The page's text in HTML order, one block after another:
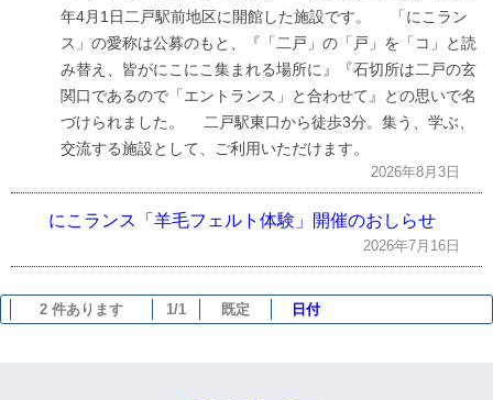
年4月1日二戸駅前地区に開館した施設です。 「にこラン
ス」の愛称は公募のもと、『「二戸」の「戸」を「コ」と読
み替え、皆がにこにこ集まれる場所に』『石切所は二戸の玄
関口であるので「エントランス」と合わせて』との思いで名
づけられました。 二戸駅東口から徒歩3分。集う、学ぶ、
交流する施設として、ご利用いただけます。
2026年8月3日
にこランス「羊毛フェルト体験」開催のおしらせ
2026年7月16日
2 件あります 1/1 既定 日付